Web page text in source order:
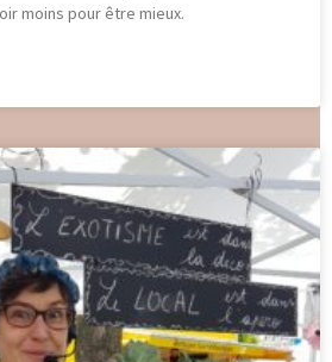
moins pour être mieux.